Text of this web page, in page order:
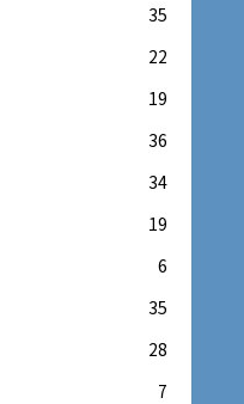
35
22
19
36
34
19
6
35
28
7